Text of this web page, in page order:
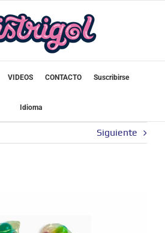
VIDEOS CONTACTO Suscribirse
Idioma
Siguiente